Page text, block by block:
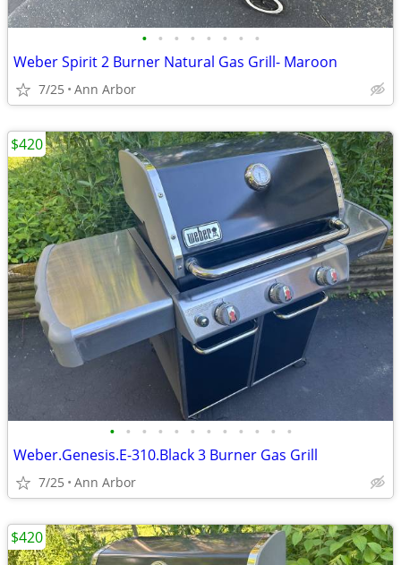
• • • • • • • •
Weber Spirit 2 Burner Natural Gas Grill- Maroon
7/25 Ann Arbor
• • • • • • • • • • • •
Weber.Genesis.E-310.Black 3 Burner Gas Grill
7/25 Ann Arbor
$420
$420